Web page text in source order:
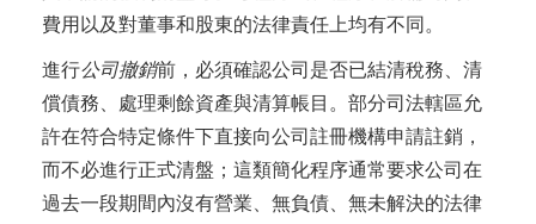
費用以及對董事和股東的法律責任上均有不同。
進行公司撤銷前，必須確認公司是否已結清稅務、清
償債務、處理剩餘資產與清算帳目。部分司法轄區允
許在符合特定條件下直接向公司註冊機構申請註銷，
而不必進行正式清盤；這類簡化程序通常要求公司在
過去一段期間內沒有營業、無負債、無未解決的法律